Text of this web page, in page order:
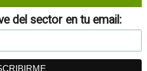
del sector en tu email: